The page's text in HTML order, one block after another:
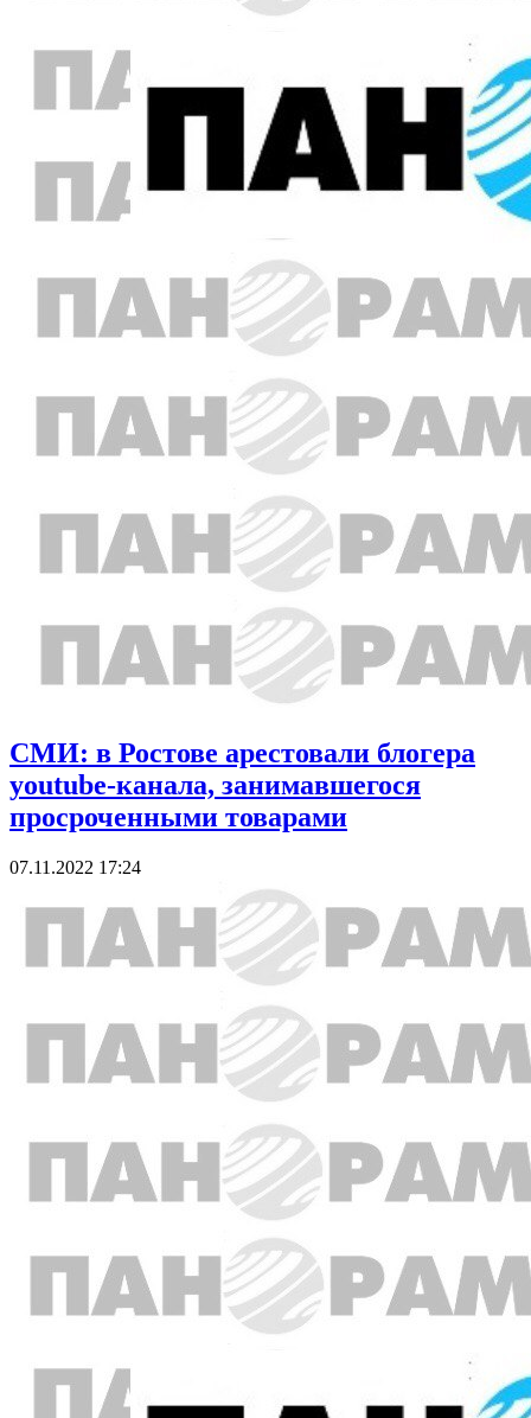
СМИ: в Ростове арестовали блогера
youtube-канала, занимавшегося
просроченными товарами
07.11.2022 17:24